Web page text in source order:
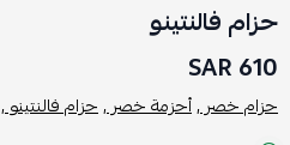
حزام فالنتينو
610 SAR
حزام خصر ,أحزمة خصر ,حزام فالنتينو ,